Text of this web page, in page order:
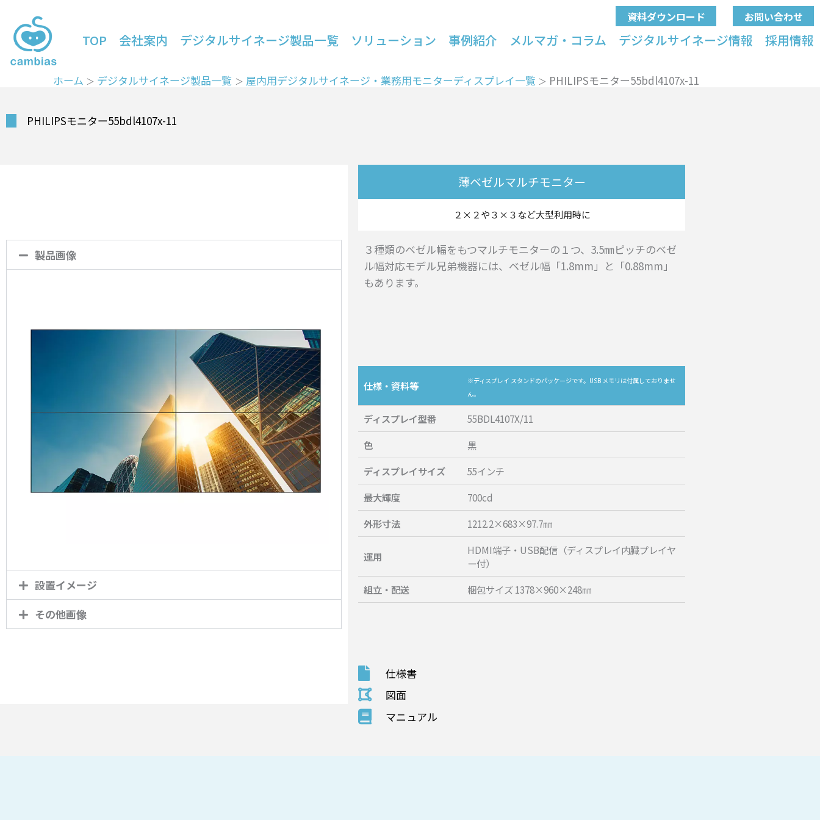
プ
TOP 会社案内 デジタルサイネージ製品一覧 ソリューション 事例紹介 メルマガ・コラム デジタルサイネージ情報
資料ダウンロード
採用情報
お問い合わせ
ホーム デジタルサイネージ製品一覧 屋内用デジタルサイネージ・業務用モニターディスプレイ一覧 PHILIPSモニター55bdl4107x-11
PHILIPSモニター55bdl4107x-11
製品画像
設置イメージ
その他画像
薄ベゼルマルチモニター
２×２や３×３など大型利用時に
３種類のベゼル幅をもつマルチモニターの１つ、3.5㎜ピッチのベゼ
ル幅対応モデル兄弟機器には、ベゼル幅「1.8mm」と「0.88mm」
もあります。
仕様・資料等
※ディスプレイ スタンドのパッケージです。USB メモリは付属しておりませ
ん。
ディスプレイ型番
55BDL4107X/11
色
黒
ディスプレイサイズ
55インチ
最大輝度
700cd
外形寸法
1212.2×683×97.7㎜
運用
HDMI端子・USB配信（ディスプレイ内臓プレイヤ
ー付）
組立・配送
梱包サイズ 1378×960×248㎜
仕様書
図面
マニュアル